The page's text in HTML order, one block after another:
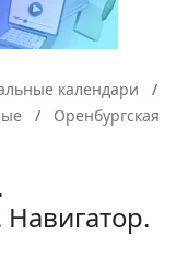
календари
Оренбургская
Навигатор.